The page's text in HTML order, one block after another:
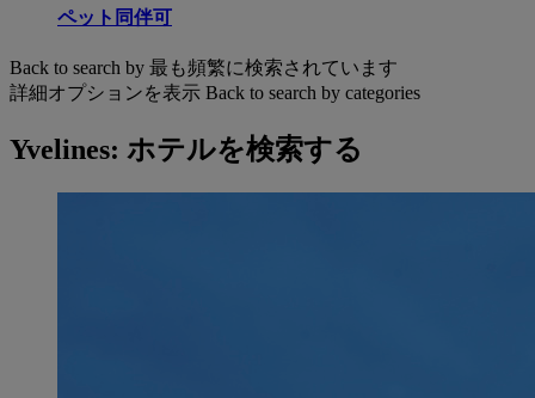
ペット同伴可
Back to search by 最も頻繁に検索されています
詳細オプションを表示 Back to search by categories
Yvelines: ホテルを検索する